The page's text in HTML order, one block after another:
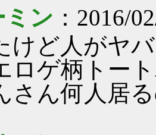
ミン ：2016/
けど人がヤ
ロゲ柄トー
さん何人居